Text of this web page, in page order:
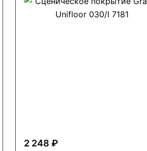
2 248 ₽